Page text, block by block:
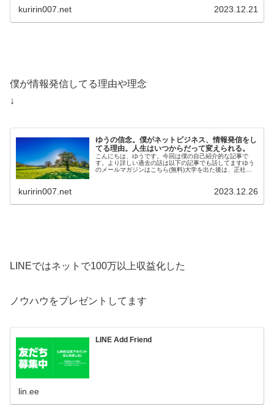
kuririn007.net 2023.12.21
僕が情報発信してる理由や理念
↓
ゆうの信念。僕がネットビジネス、情報発信をし
てる理由。人生はいつからだって変えられる。
こんにちは、ゆうです。今回は僕の自己紹介的な記事で
す。より詳しい過去の話は以下の記事でも話してますゆう
のメールマガジンはこちら(無料)大学を出た後は、正社員
kuririn007.net 2023.12.26
LINEではネットで100万以上収益化した
ノウハウをプレゼントしてます
LINE Add Friend
lin.ee